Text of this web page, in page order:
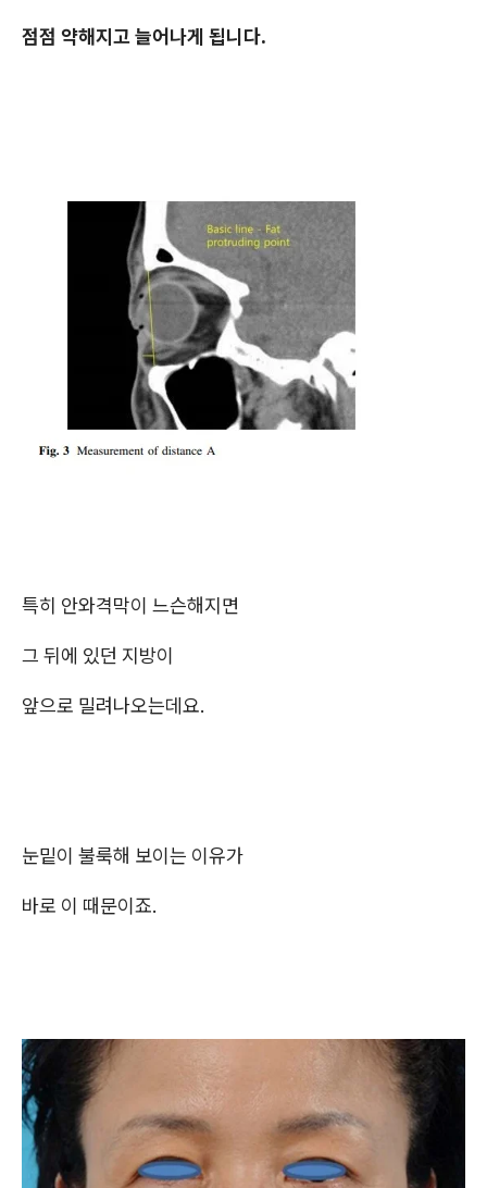
점점 약해지고 늘어나게 됩니다.
특히 안와격막이 느슨해지면
그 뒤에 있던 지방이
앞으로 밀려나오는데요.
눈밑이 불룩해 보이는 이유가
바로 이 때문이죠.